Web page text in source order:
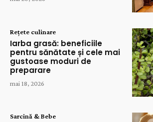
Rețete culinare
Iarba grasă: beneficiile
pentru sănătate și cele mai
gustoase moduri de
preparare
mai 18, 2026
Sarcină & Bebe